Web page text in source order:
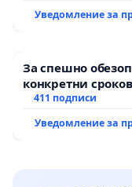
Уведомление за
За спешно
конкретни
рехабилитация
Мирово - к.к.
411 подписи
Уведомление за